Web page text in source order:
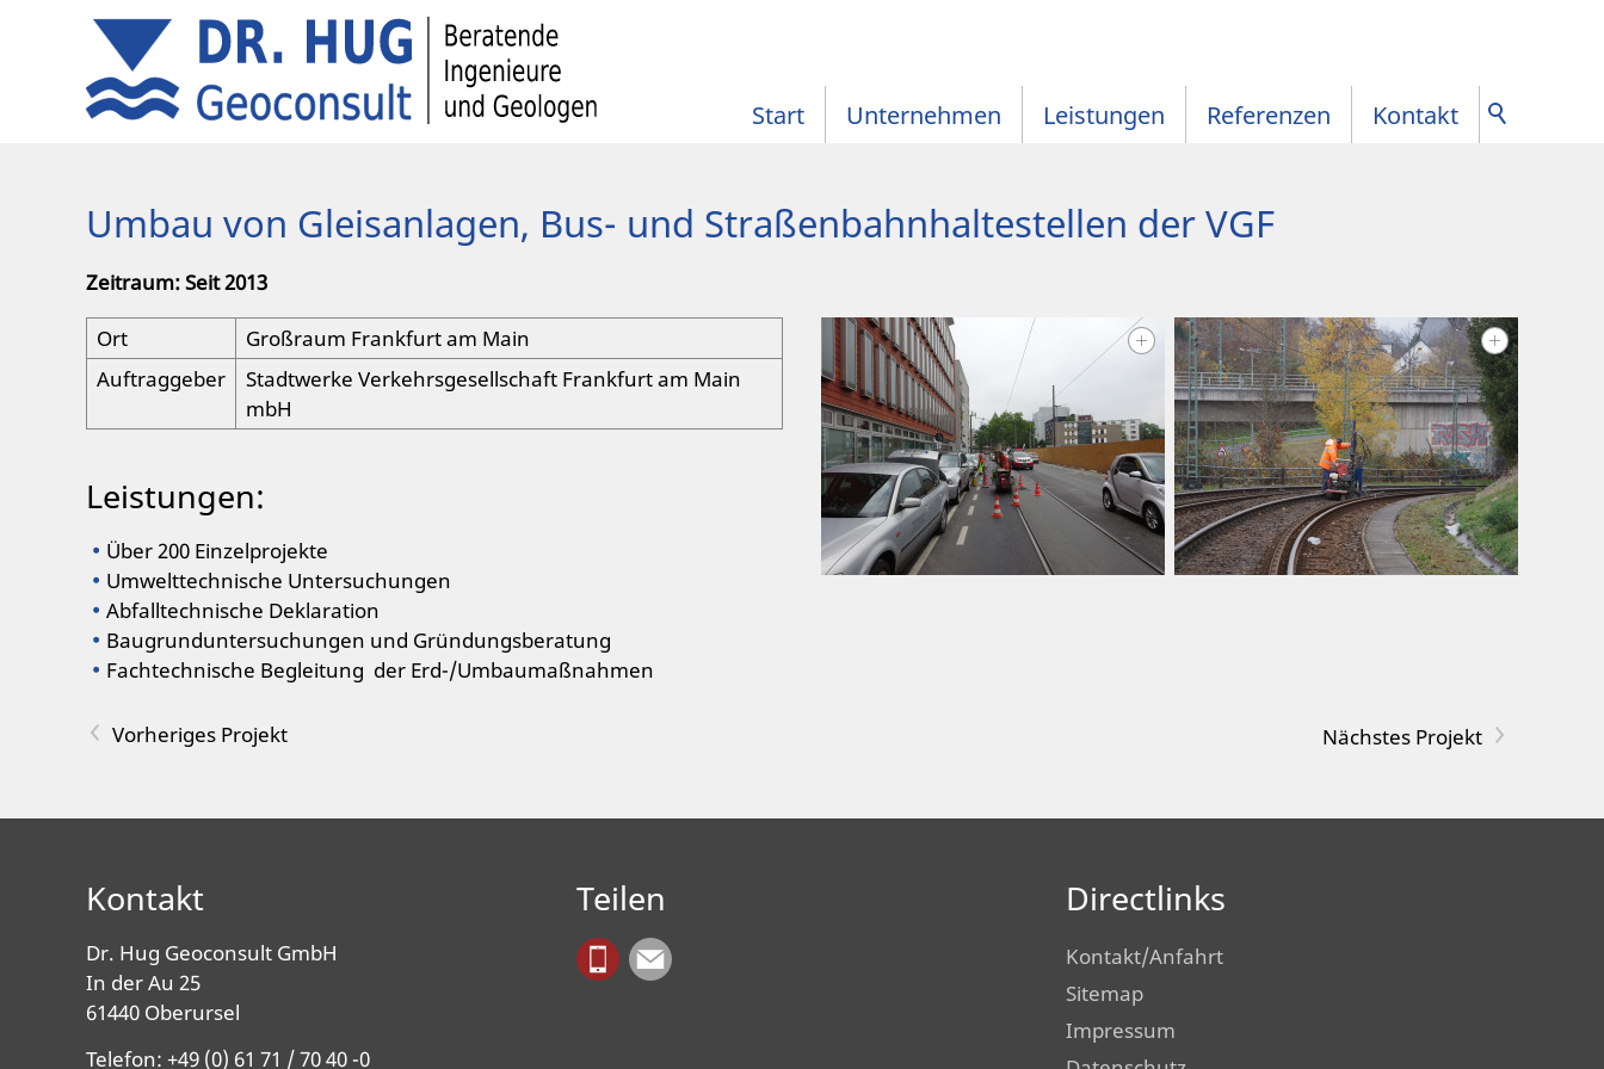
Start Unternehmen Leistungen Referenzen Kontakt
Umbau von Gleisanlagen, Bus- und Straßenbahnhaltestellen der VGF
Zeitraum: Seit 2013
Ort
Großraum Frankfurt am Main
Auftraggeber
Stadtwerke Verkehrsgesellschaft Frankfurt am Main
mbH
Leistungen:
Über 200 Einzelprojekte
Umwelttechnische Untersuchungen
Abfalltechnische Deklaration
Baugrunduntersuchungen und Gründungsberatung
Fachtechnische Begleitung der Erd-/Umbaumaßnahmen
< >
Kontakt
Dr. Hug Geoconsult GmbH
In der Au 25
61440 Oberursel
Telefon: +49 (0) 61 71 / 70 40 -0
Teilen Directlinks
Kontakt/Anfahrt
Sitemap
Impressum